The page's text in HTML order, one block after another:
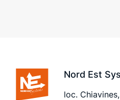
Nord Est
loc.